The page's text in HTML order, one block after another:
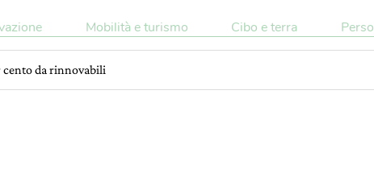
Mobilità e turismo Cibo e terra
cento da rinnovabili